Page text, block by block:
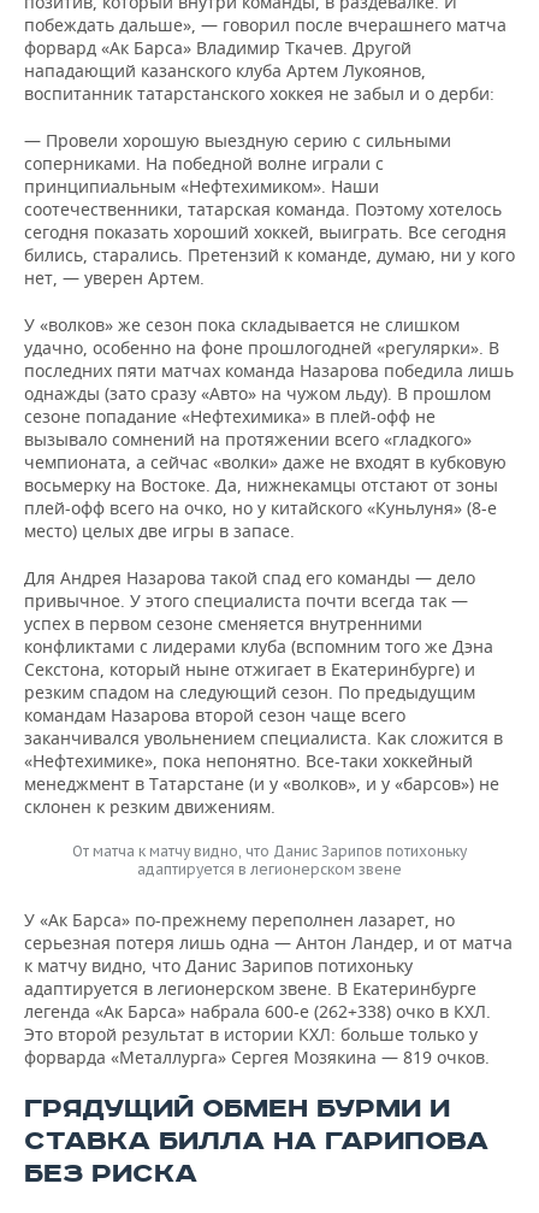
побеждать дальше», — говорил после вчерашнего матча
форвард «Ак Барса» Владимир Ткачев. Другой
нападающий казанского клуба Артем Лукоянов,
воспитанник татарстанского хоккея не забыл и о дерби:
— Провели хорошую выездную серию с сильными
соперниками. На победной волне играли с
принципиальным «Нефтехимиком». Наши
соотечественники, татарская команда. Поэтому хотелось
сегодня показать хороший хоккей, выиграть. Все сегодня
бились, старались. Претензий к команде, думаю, ни у кого
нет, — уверен Артем.
У «волков» же сезон пока складывается не слишком
удачно, особенно на фоне прошлогодней «регулярки». В
последних пяти матчах команда Назарова победила лишь
однажды (зато сразу «Авто» на чужом льду). В прошлом
сезоне попадание «Нефтехимика» в плей-офф не
вызывало сомнений на протяжении всего «гладкого»
чемпионата, а сейчас «волки» даже не входят в кубковую
восьмерку на Востоке. Да, нижнекамцы отстают от зоны
плей-офф всего на очко, но у китайского «Куньлуня» (8-е
место) целых две игры в запасе.
Для Андрея Назарова такой спад его команды — дело
привычное. У этого специалиста почти всегда так —
успех в первом сезоне сменяется внутренними
конфликтами с лидерами клуба (вспомним того же Дэна
Секстона, который ныне отжигает в Екатеринбурге) и
резким спадом на следующий сезон. По предыдущим
командам Назарова второй сезон чаще всего
заканчивался увольнением специалиста. Как сложится в
«Нефтехимике», пока непонятно. Все-таки хоккейный
менеджмент в Татарстане (и у «волков», и у «барсов») не
склонен к резким движениям.
От матча к матчу видно, что Данис Зарипов потихоньку
адаптируется в легионерском звене
У «Ак Барса» по-прежнему переполнен лазарет, но
серьезная потеря лишь одна — Антон Ландер, и от матча
к матчу видно, что Данис Зарипов потихоньку
адаптируется в легионерском звене. В Екатеринбурге
легенда «Ак Барса» набрала 600-е (262+338) очко в КХЛ.
Это второй результат в истории КХЛ: больше только у
форварда «Металлурга» Сергея Мозякина — 819 очков.
ГРЯДУЩИЙ ОБМЕН БУРМИ И
СТАВКА БИЛЛА НА ГАРИПОВА
БЕЗ РИСКА